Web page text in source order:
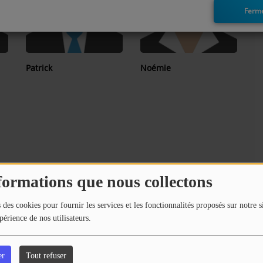
que nous collectons
cookies pour fournir les services et les fonctionnalités proposés sur notre
de nos utilisateurs.
Tout refuser
Patrick Noémie